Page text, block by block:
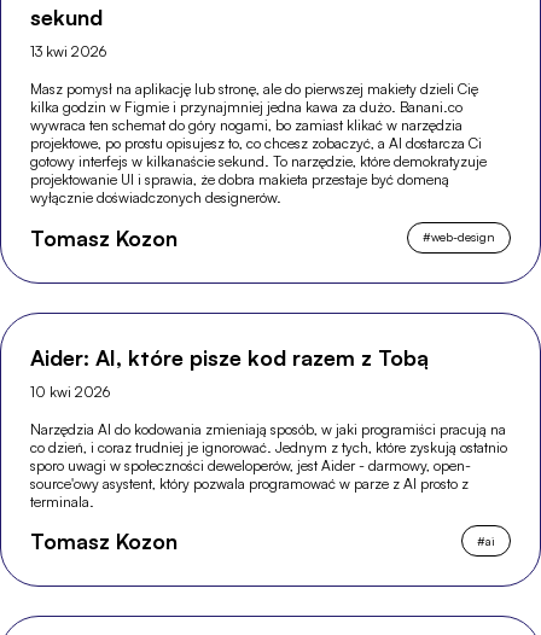
sekund
13 kwi 2026
Masz pomysł na aplikację lub stronę, ale do pierwszej makiety dzieli Cię
kilka godzin w Figmie i przynajmniej jedna kawa za dużo. Banani.co
wywraca ten schemat do góry nogami, bo zamiast klikać w narzędzia
projektowe, po prostu opisujesz to, co chcesz zobaczyć, a AI dostarcza Ci
gotowy interfejs w kilkanaście sekund. To narzędzie, które demokratyzuje
projektowanie UI i sprawia, że dobra makieta przestaje być domeną
wyłącznie doświadczonych designerów.
Tomasz Kozon #web-design
Aider: AI, które pisze kod razem z Tobą
10 kwi 2026
Narzędzia AI do kodowania zmieniają sposób, w jaki programiści pracują na
co dzień, i coraz trudniej je ignorować. Jednym z tych, które zyskują ostatnio
sporo uwagi w społeczności deweloperów, jest Aider - darmowy, open-
source'owy asystent, który pozwala programować w parze z AI prosto z
terminala.
Tomasz Kozon #ai